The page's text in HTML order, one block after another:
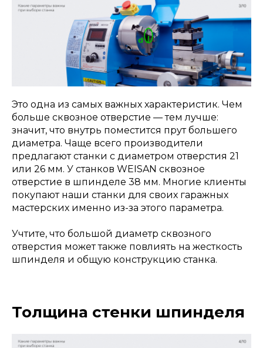
Это одна из самых важных характеристик. Чем
больше сквозное отверстие — тем лучше:
значит, что внутрь поместится прут большего
диаметра. Чаще всего производители
предлагают станки с диаметром отверстия 21
или 26 мм. У станков WEISAN сквозное
отверстие в шпинделе 38 мм. Многие клиенты
покупают наши станки для своих гаражных
мастерских именно из-за этого параметра.
Учтите, что большой диаметр сквозного
отверстия может также повлиять на жесткость
шпинделя и общую конструкцию станка.
Толщина стенки шпинделя